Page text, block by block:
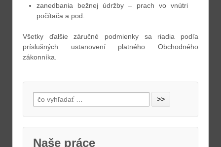
zanedbania bežnej údržby – prach vo vnútri
počítača a pod.
Všetky ďalšie záručné podmienky sa riadia podľa
príslušných ustanovení platného Obchodného
zákonníka.
Naše práce